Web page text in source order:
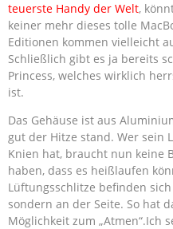
teuerste Handy der Welt,
keiner mehr dieses tolle
Editionen kommen vielleicht
Schließlich gibt es ja bereits
Princess, welches wirklich
ist.
Das Gehäuse ist aus
gut der Hitze stand. Wer sein
Knien hat, braucht nun keine
haben, dass es heißlaufen
Lüftungsschlitze befinden
sondern an der Seite. So hat
Möglichkeit zum „Atmen“.Ich